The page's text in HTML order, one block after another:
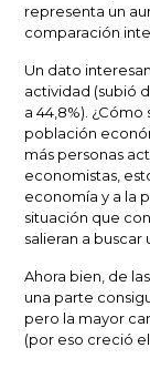
representa un
comparación
Un dato
actividad (subió
a 44,8%).
población
más personas
economistas,
economía y a la
situación que
salieran a buscar
Ahora bien, de
una parte
pero la mayor
(por eso creció